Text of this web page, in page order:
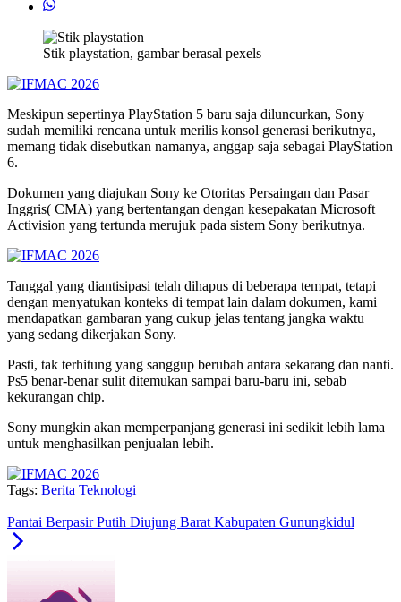
Stik playstation, gambar berasal pexels
Meskipun sepertinya PlayStation 5 baru saja diluncurkan, Sony
sudah memiliki rencana untuk merilis konsol generasi berikutnya,
memang tidak disebutkan namanya, anggap saja sebagai PlayStation
6.
Dokumen yang diajukan Sony ke Otoritas Persaingan dan Pasar
Inggris( CMA) yang bertentangan dengan kesepakatan Microsoft
Activision yang tertunda merujuk pada sistem Sony berikutnya.
Tanggal yang diantisipasi telah dihapus di beberapa tempat, tetapi
dengan menyatukan konteks di tempat lain dalam dokumen, kami
mendapatkan gambaran yang cukup jelas tentang jangka waktu
yang sedang dikerjakan Sony.
Pasti, tak terhitung yang sanggup berubah antara sekarang dan nanti.
Ps5 benar-benar sulit ditemukan sampai baru-baru ini, sebab
kekurangan chip.
Sony mungkin akan memperpanjang generasi ini sedikit lebih lama
untuk menghasilkan penjualan lebih.
Tags: Berita Teknologi
Pantai Berpasir Putih Diujung Barat Kabupaten Gunungkidul